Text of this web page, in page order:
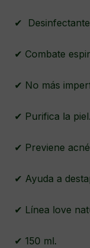
✔
✔ Combate
✔ No más
✔ Purifica la piel.
✔ Previene
✔ Ayuda a
✔ Línea love
✔ 150 ml.